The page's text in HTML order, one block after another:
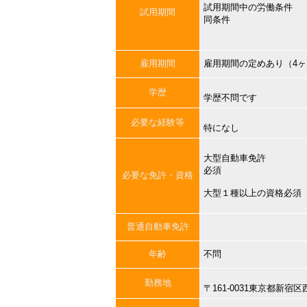
試用期間
試用期間中の労働条件
同条件
雇用期間 雇用期間の定めあり（4ヶ
学歴
学歴不問です
必要な経験等
特になし
必要な免許・資格
大型自動車免許
必須
大型１種以上の資格必須
普通自動車免許
年齢 不問
勤務地
〒161-0031東京都新宿区